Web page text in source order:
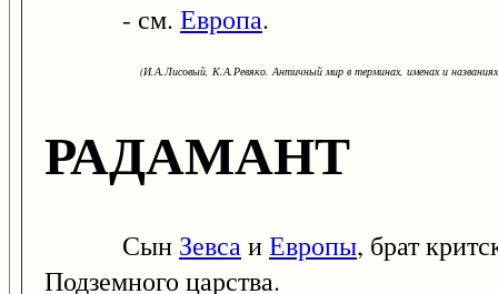
- см. Европа.
(И.А.Лисовый, К.А.Ревяко. Античный мир в терминах, именах и
РАДАМАНТ
Сын ЗевсаиЕвропы, брат
Подземного царства.